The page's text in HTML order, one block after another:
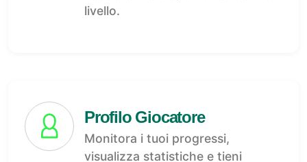
livello.
Profilo Giocatore
Monitora i tuoi progressi,
visualizza statistiche e tieni